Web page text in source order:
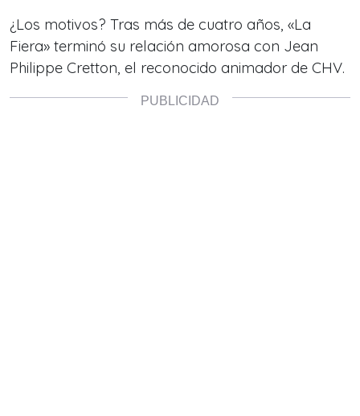
¿Los motivos? Tras más de cuatro años, «La
Fiera» terminó su relación amorosa con Jean
Philippe Cretton, el reconocido animador de CHV.